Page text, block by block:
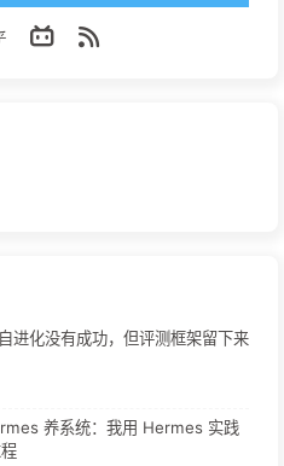
进化没有成功，但评测框架留下来
养系统：我用 Hermes 实践